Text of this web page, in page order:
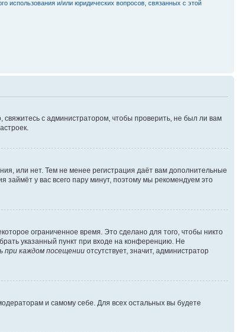
использования и/или юридических вопросов, связанных с этой
с администратором, чтобы проверить, не был ли вам
или нет. Тем не менее регистрация даёт вам дополнительные
у вас всего пару минут, поэтому мы рекомендуем это
ограниченное время. Это сделано для того, чтобы никто
указанный пункт при входе на конференцию. Не
при каждом посещении отсутствует, значит, администратор
и самому себе. Для всех остальных вы будете